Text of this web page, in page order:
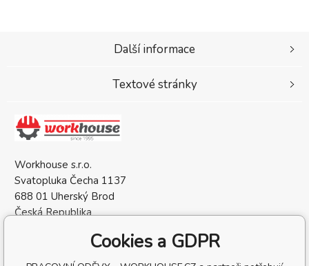
Workhouse s.r.o.
Svatopluka Čecha 1137
688 01 Uherský Brod
Česká Republika
DIČ: CZ05568137
Další informace
Textové stránky
Cookies a GDPR